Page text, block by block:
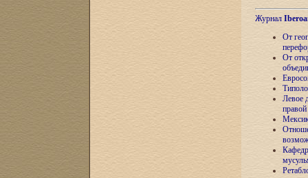
Журнал
От
От
Левое